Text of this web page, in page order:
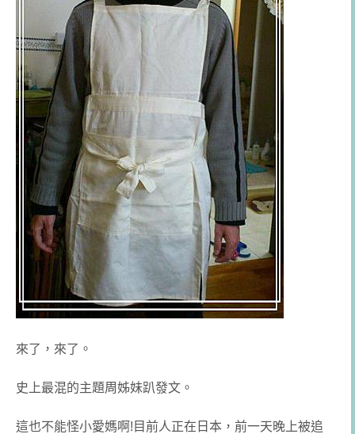
來了，來了。
史上最混的主題周姊妹趴發文。
這也不能怪小愛媽啊!目前人正在日本，前一天晚上被追